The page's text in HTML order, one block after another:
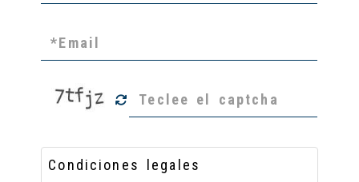
Condiciones legales